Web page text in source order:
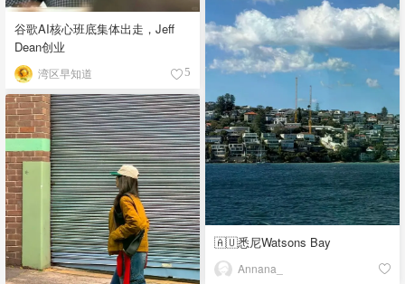
谷歌AI核心班底集体出走，Jeff
Dean创业
湾区早知道 5
🇦🇺悉尼Watsons Bay
Annana_